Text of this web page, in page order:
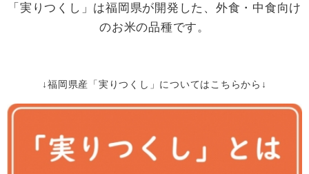
「実りつくし」は福岡県が開発した、外食・中食向け
のお米の品種です。
↓福岡県産「実りつくし」についてはこちらから↓